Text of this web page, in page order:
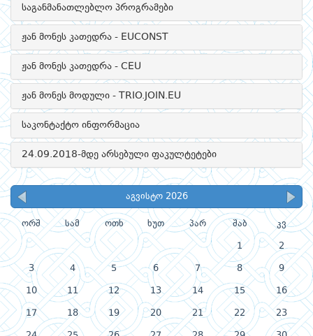
საგანმანათლებლო პროგრამები
ჟან მონეს კათედრა - EUCONST
ჟან მონეს კათედრა - CEU
ჟან მონეს მოდული - TRIO.JOIN.EU
საკონტაქტო ინფორმაცია
24.09.2018-მდე არსებული ფაკულტეტები
აგვისტო 2026
ორშ სამ ოთხ ხუთ პარ შაბ კვ
1 2
3 4 5 6 7 8 9
10 11 12 13 14 15 16
17 18 19 20 21 22 23